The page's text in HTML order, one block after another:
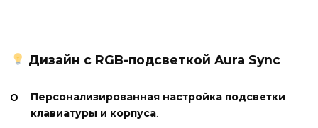
Дизайн с RGB-подсветкой Aura Sync
Персонализированная настройка подсветки
клавиатуры и корпуса.